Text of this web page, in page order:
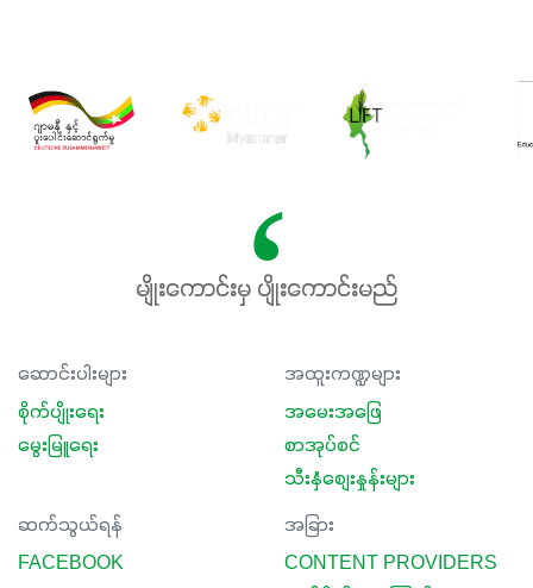
မျိုးကောင်းမှ ပျိုးကောင်းမည်
ဆောင်းပါးများ
စိုက်ပျိုးရေး
မွေးမြူရေး
အထူးကဏ္ဍများ
အမေးအဖြေ
စာအုပ်စင်
သီးနှံစျေးနှုန်းများ
ဆက်သွယ်ရန်
FACEBOOK
အခြား
CONTENT PROVIDERS